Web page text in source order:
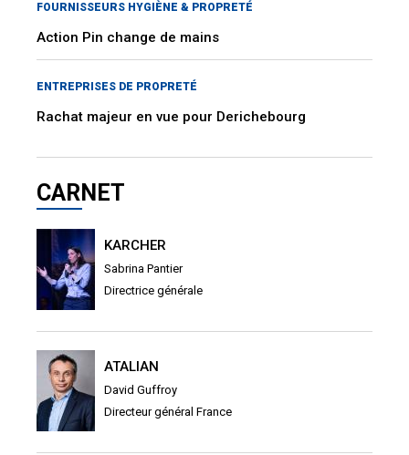
FOURNISSEURS HYGIÈNE & PROPRETÉ
Action Pin change de mains
ENTREPRISES DE PROPRETÉ
Rachat majeur en vue pour Derichebourg
CARNET
KARCHER
Sabrina Pantier
Directrice générale
ATALIAN
David Guffroy
Directeur général France